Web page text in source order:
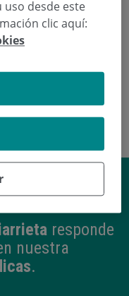
el
responde
nuestra
.
uso desde este
clic aquí: